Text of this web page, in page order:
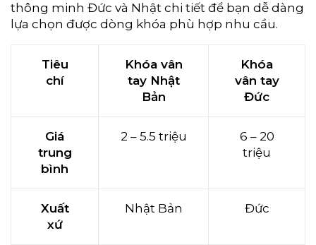
thông minh Đức và Nhật chi tiết để bạn dễ dàng
lựa chọn được dòng khóa phù hợp nhu cầu.
Tiêu
chí
Khóa vân
tay Nhật
Bản
Khóa
vân tay
Đức
Giá
trung
bình
2 – 5.5 triệu
6 – 20
triệu
Xuất
xứ
Nhật Bản Đức